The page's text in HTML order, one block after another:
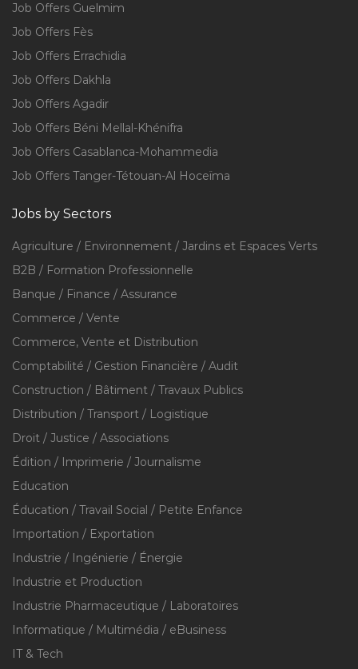
Job Offers Guelmim
Job Offers Fès
Job Offers Errachidia
Job Offers Dakhla
Job Offers Agadir
Job Offers Béni Mellal-Khénifra
Job Offers Casablanca-Mohammedia
Job Offers Tanger-Tétouan-Al Hoceïma
Jobs by Sectors
Agriculture / Environnement / Jardins et Espaces Verts
B2B / Formation Professionnelle
Banque / Finance / Assurance
Commerce / Vente
Commerce, Vente et Distribution
Comptabilité / Gestion Financière / Audit
Construction / Bâtiment / Travaux Publics
Distribution / Transport / Logistique
Droit / Justice / Associations
Édition / Imprimerie / Journalisme
Education
Éducation / Travail Social / Petite Enfance
Importation / Exportation
Industrie / Ingénierie / Énergie
Industrie et Production
Industrie Pharmaceutique / Laboratoires
Informatique / Multimédia / eBusiness
IT & Tech